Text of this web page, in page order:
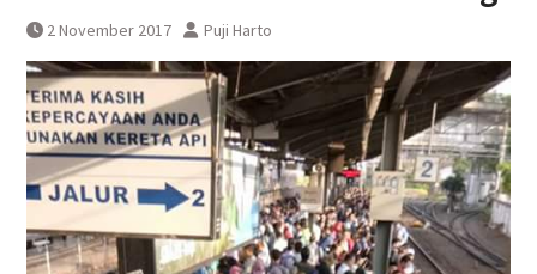
Selesai
2 November 2017 Puji Harto